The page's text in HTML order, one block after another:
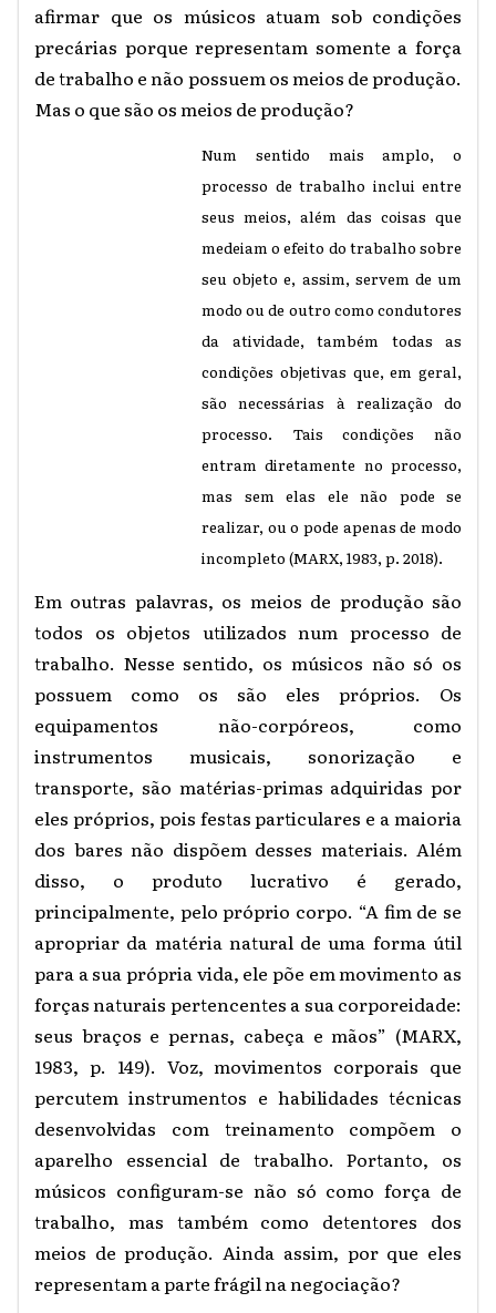
afirmar que os músicos atuam sob condições
precárias porque representam somente a força
de trabalho e não possuem os meios de produção.
Mas o que são os meios de produção?
Num sentido mais amplo, o
processo de trabalho inclui entre
seus meios, além das coisas que
medeiam o efeito do trabalho sobre
seu objeto e, assim, servem de um
modo ou de outro como condutores
da atividade, também todas as
condições objetivas que, em geral,
são necessárias à realização do
processo. Tais condições não
entram diretamente no processo,
mas sem elas ele não pode se
realizar, ou o pode apenas de modo
incompleto (MARX, 1983, p. 2018).
Em outras palavras, os meios de produção são
todos os objetos utilizados num processo de
trabalho. Nesse sentido, os músicos não só os
possuem como os são eles próprios. Os
equipamentos não-corpóreos, como
instrumentos musicais, sonorização e
transporte, são matérias-primas adquiridas por
eles próprios, pois festas particulares e a maioria
dos bares não dispõem desses materiais. Além
disso, o produto lucrativo é gerado,
principalmente, pelo próprio corpo. “A fim de se
apropriar da matéria natural de uma forma útil
para a sua própria vida, ele põe em movimento as
forças naturais pertencentes a sua corporeidade:
seus braços e pernas, cabeça e mãos” (MARX,
1983, p. 149). Voz, movimentos corporais que
percutem instrumentos e habilidades técnicas
desenvolvidas com treinamento compõem o
aparelho essencial de trabalho. Portanto, os
músicos configuram-se não só como força de
trabalho, mas também como detentores dos
meios de produção. Ainda assim, por que eles
representam a parte frágil na negociação?